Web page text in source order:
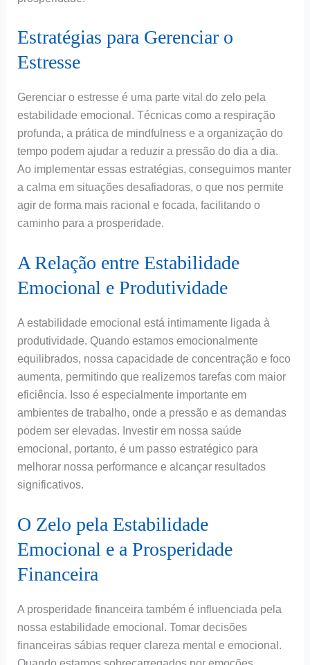
Estratégias para Gerenciar o
Estresse
Gerenciar o estresse é uma parte vital do zelo pela
estabilidade emocional. Técnicas como a respiração
profunda, a prática de mindfulness e a organização do
tempo podem ajudar a reduzir a pressão do dia a dia.
Ao implementar essas estratégias, conseguimos manter
a calma em situações desafiadoras, o que nos permite
agir de forma mais racional e focada, facilitando o
caminho para a prosperidade.
A Relação entre Estabilidade
Emocional e Produtividade
A estabilidade emocional está intimamente ligada à
produtividade. Quando estamos emocionalmente
equilibrados, nossa capacidade de concentração e foco
aumenta, permitindo que realizemos tarefas com maior
eficiência. Isso é especialmente importante em
ambientes de trabalho, onde a pressão e as demandas
podem ser elevadas. Investir em nossa saúde
emocional, portanto, é um passo estratégico para
melhorar nossa performance e alcançar resultados
significativos.
O Zelo pela Estabilidade
Emocional e a Prosperidade
Financeira
A prosperidade financeira também é influenciada pela
nossa estabilidade emocional. Tomar decisões
financeiras sábias requer clareza mental e emocional.